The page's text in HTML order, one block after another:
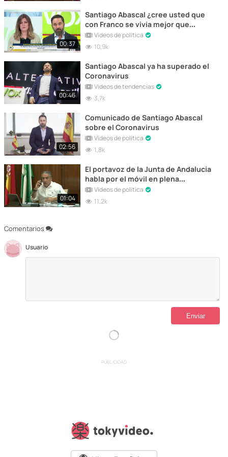
Comentarios
Usuario
00:37
Santiago Abascal ¿cree usted que
con Franco se vivía mejor que
ahora?
Vídeos de política
10,9k
00:46
Santiago Abascal ya ha superado el
Coronavirus
Vídeos de tendencias
3,7k
02:56
Comunicado de Santiago Abascal
sobre el Coronavirus
Vídeos de política
1,8k
01:04
El portavoz de la Junta de Andalucía
habla por el móvil en plena
comparecencia
Vídeos de política
11,2k
PUBLICIDAD